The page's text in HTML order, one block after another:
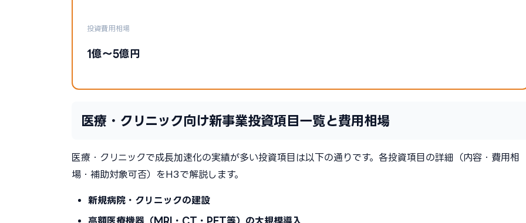
投資費用相場
1億〜5億円
医療・クリニック向け新事業投資項目一覧と費用相場
医療・クリニックで成長加速化の実績が多い投資項目は以下の通りです。各投資項目の詳細（内容・費用相
場・補助対象可否）をH3で解説します。
新規病院・クリニックの建設
高額医療機器（MRI・CT・PET等）の大規模導入